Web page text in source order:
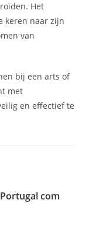
Het
keren naar zijn
van
bij een arts of
met
en effectief te
com